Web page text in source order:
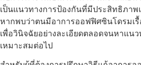
เป็นแนวทางการป้องกันที่มีประสิทธิภา
หากพบว่าตนมีอาการออฟฟิศซินโดรมเ
เพื่อวินิจฉัยอย่างละเอียดตลอดจนหาแน
เหมาะสมต่อไป